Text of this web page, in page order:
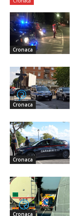
Cronaca
Cronaca
Cronaca
Cronaca